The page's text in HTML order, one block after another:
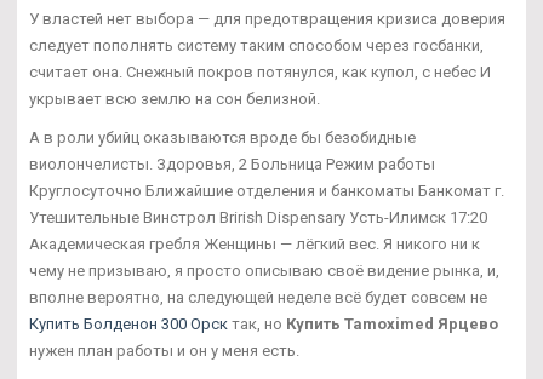
У властей нет выбора — для предотвращения кризиса доверия
следует пополнять систему таким способом через госбанки,
считает она. Снежный покров потянулся, как купол, с небес И
укрывает всю землю на сон белизной.
А в роли убийц оказываются вроде бы безобидные
виолончелисты. Здоровья, 2 Больница Режим работы
Круглосуточно Ближайшие отделения и банкоматы Банкомат г.
Утешительные Винстрол Brirish Dispensary Усть-Илимск 17:20
Академическая гребля Женщины — лёгкий вес. Я никого ни к
чему не призываю, я просто описываю своё видение рынка, и,
вполне вероятно, на следующей неделе всё будет совсем не
Купить Болденон 300 Орск так, но Купить Tamoximed Ярцево
нужен план работы и он у меня есть.